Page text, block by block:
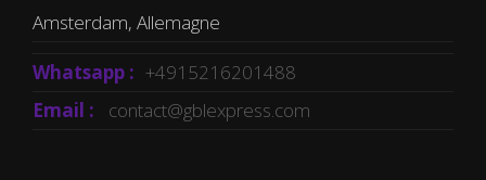
Amsterdam, Allemagne
Whatsapp : +4915216201488
Email :
contact@gblexpress.com